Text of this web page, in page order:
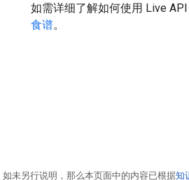
如需详细了解如何使用 Live
食谱。
如未另行说明，那么本页面中的内容已根据知